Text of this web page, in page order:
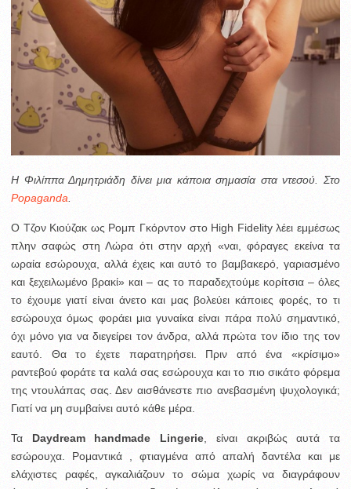
Η Φιλίππα Δημητριάδη δίνει μια κάποια σημασία στα ντεσού. Στο
Popaganda
Ο Τζον Κιούζακ ως Ρομπ Γκόρντον στο High Fidelity λέει εμμέσως
πλην σαφώς στη Λώρα ότι στην αρχή «ναι, φόραγες εκείνα τα
ωραία εσώρουχα, αλλά έχεις και αυτό το βαμβακερό, γαριασμένο
και ξεχειλωμένο βρακί» και – ας το παραδεχτούμε κορίτσια – όλες
το έχουμε γιατί είναι άνετο και μας βολεύει κάποιες φορές, το τι
εσώρουχα όμως φοράει μια γυναίκα είναι πάρα πολύ σημαντικό,
όχι μόνο για να διεγείρει τον άνδρα, αλλά πρώτα τον ίδιο της τον
εαυτό. Θα το έχετε παρατηρήσει. Πριν από ένα «κρίσιμο»
ραντεβού φοράτε τα καλά σας εσώρουχα και το πιο σικάτο φόρεμα
της ντουλάπας σας. Δεν αισθάνεστε πιο ανεβασμένη ψυχολογικά;
Γιατί να μη συμβαίνει αυτό κάθε μέρα.
Τα Daydream handmade Lingerie , είναι ακριβώς αυτά τα
εσώρουχα. Ρομαντικά , φτιαγμένα από απαλή δαντέλα και με
ελάχιστες ραφές, αγκαλιάζουν το σώμα χωρίς να διαγράφουν